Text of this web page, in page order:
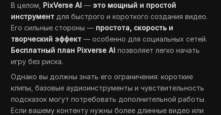
В целом, PixVerse AI — это мощный и простой
инструмент для быстрого и короткого создания видео.
Его сильные стороны — простота, скорость и
творческий эффект — особенно для социальных сетей.
Бесплатный план Pixverse AI позволяет легко начать
игру без риска.
Однако вы должны знать его ограничения: короткие
клипы, базовые аудиоинструменты и чувствительность
подсказок могут потребовать дополнительной работы.
Если вашему контенту нужны более длинные видео или